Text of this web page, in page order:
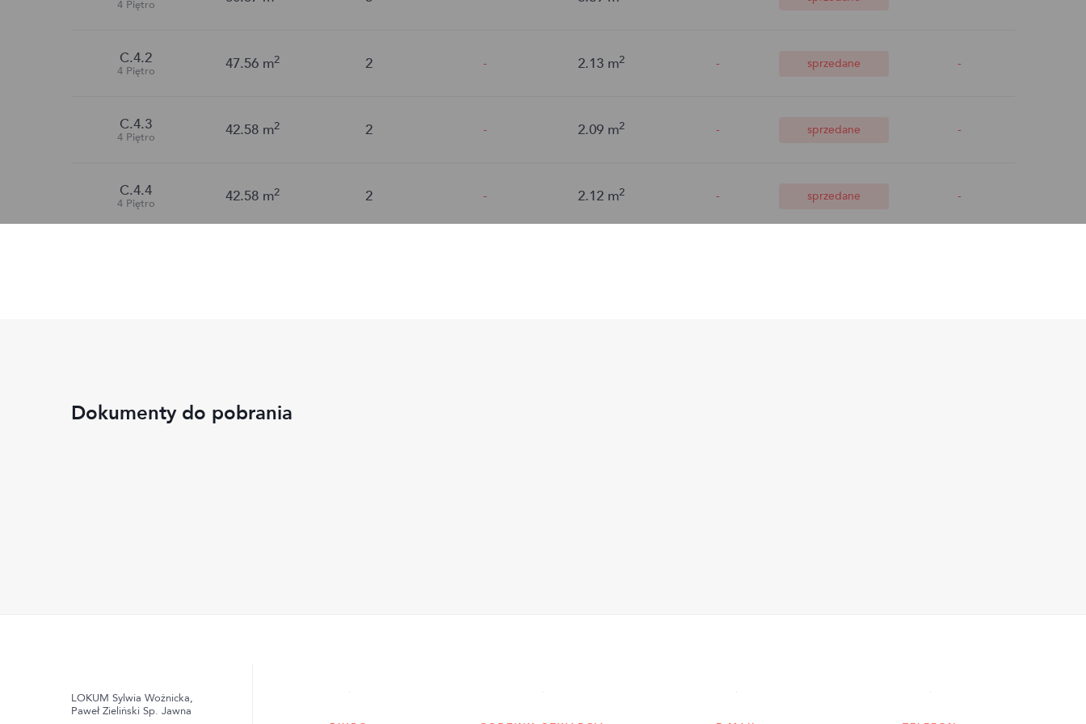
4 Piętro
C.4.2
4 Piętro 47.56 m2 2 - 2.13 m2 - sprzedane -
C.4.3
4 Piętro 42.58 m2 2 - 2.09 m2 - sprzedane -
C.4.4
4 Piętro 42.58 m2 2 - 2.12 m2 - sprzedane -
Dokumenty do pobrania
LOKUM Sylwia Woźnicka,
Paweł Zieliński Sp. Jawna